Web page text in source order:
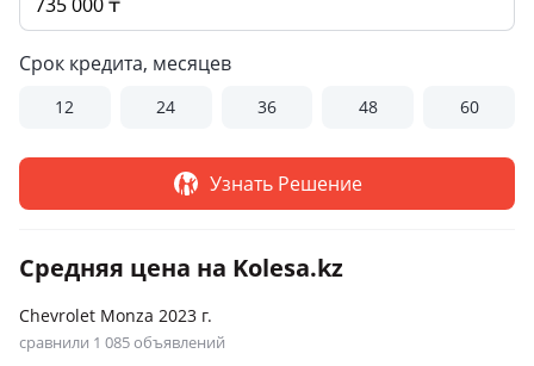
Срок кредита, месяцев
12 24 36 48 60
Узнать Решение
Средняя цена на Kolesa.kz
Chevrolet Monza 2023 г.
сравнили 1 085 объявлений